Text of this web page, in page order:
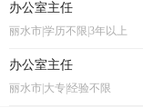
办公室主任
丽水市|学历不限|3年以上
办公室主任
丽水市|大专|经验不限